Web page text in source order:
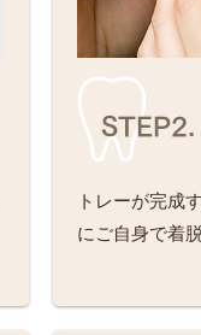
STEP2.
トレーが完成
にご自身で着